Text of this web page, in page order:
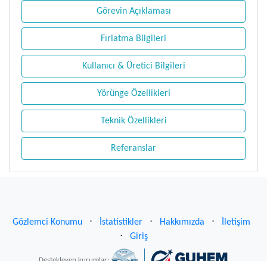
Görevin Açıklaması
Fırlatma Bilgileri
Kullanıcı & Üretici Bilgileri
Yörünge Özellikleri
Teknik Özellikleri
Referanslar
Gözlemci Konumu ⋅ İstatistikler ⋅ Hakkımızda ⋅
İletişim
⋅
Giriş